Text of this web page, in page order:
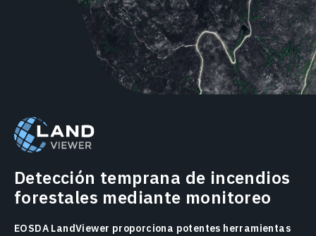
Detección temprana de incendios
forestales mediante monitoreo
EOSDA LandViewer proporciona potentes herramientas